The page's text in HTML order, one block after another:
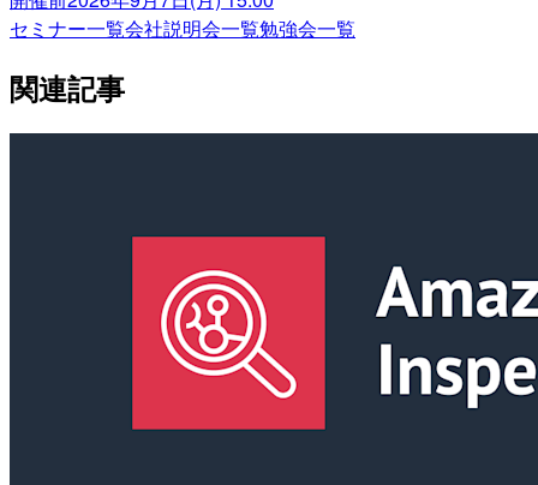
セミナー一覧会社説明会一覧勉強会一覧
関連記事